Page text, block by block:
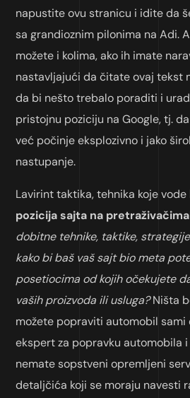
napustite ovu stranicu i idite da
sa grandioznim pilonima na Adi.
možete i kolima, ako ih imate
nastavljajući da čitate ovaj tekst
da bi nešto trebalo poraditi i
pristojnu poziciju na Google, tj.
već počinje eksplozivno i jako
nastupanje.
Lavirint taktika, tehnika koje
pozicija sajta na pretraživačima
dobitne tehnike, taktike,
kako bi baš vaš sajt bio meta
posetiocima od kojih očekujete
vaših proizvoda ili usluga?Ništa
možete popraviti automobil sami
ekspert za popravku automobila
nemate sopstveni opremljeni
detaljčića koji se moraju navesti